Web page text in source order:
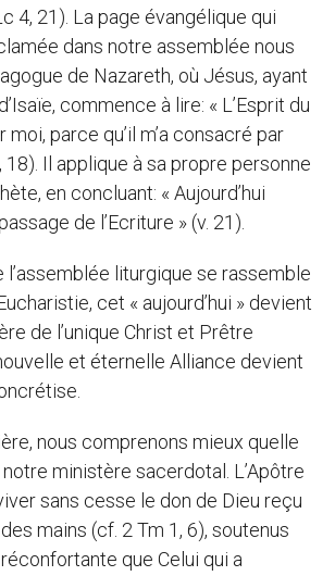
4, 21). La page évangélique qui
dans notre assemblée nous
de Nazareth, où Jésus, ayant
commence à lire: « L’Esprit du
moi, parce qu’il m’a consacré par
18). Il applique à sa propre personne
en concluant: « Aujourd’hui
de l’Ecriture » (v. 21).
l’assemblée liturgique se rassemble
cet « aujourd’hui » devient
de l’unique Christ et Prêtre
et éternelle Alliance devient
nous comprenons mieux quelle
ministère sacerdotal. L’Apôtre
sans cesse le don de Dieu reçu
mains (cf. 2 Tm 1, 6), soutenus
que Celui qui a